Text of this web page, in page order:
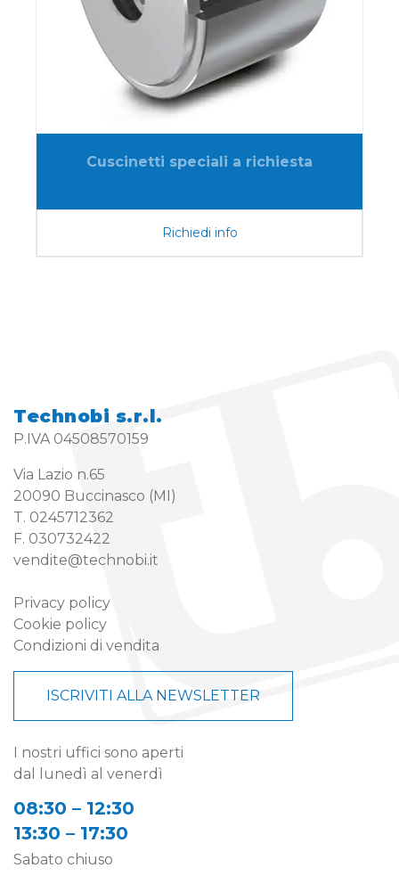
Cuscinetti speciali a richiesta
Richiedi info
Technobi s.r.l.
P.IVA 04508570159
Via Lazio n.65
20090 Buccinasco (MI)
T. 0245712362
F. 030732422
vendite@technobi.it
Privacy policy
Cookie policy
Condizioni di vendita
ISCRIVITI ALLA NEWSLETTER
I nostri uffici sono aperti
dal lunedì al venerdì
08:30 – 12:30
13:30 – 17:30
Sabato chiuso